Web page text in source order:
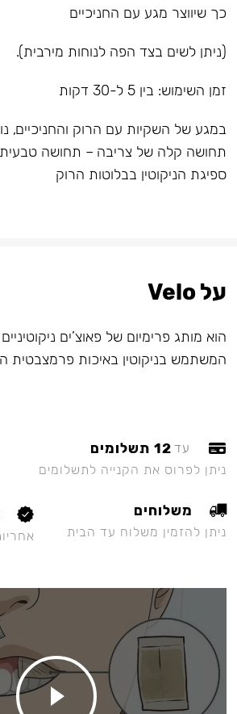
כך שיווצר מגע עם החניכיים
(ניתן לשים בצד הפה לנוחות מירבית).
זמן השימוש: בין 5 ל-30 דקות
במגע של השקיות עם הרוק והחניכיים,
תחושה קלה של צריבה – תחושה
ספיגת הניקוטין בבלוטות הרוק
על Velo
הוא מותג פרימיום של פאוצ’ים
המשתמש בניקוטין באיכות פרמצבטית
עד 12 תשלומים
ניתן לפרוס את הקנייה לתשלומים
משלוחים
ניתן להזמין משלוח עד הבית